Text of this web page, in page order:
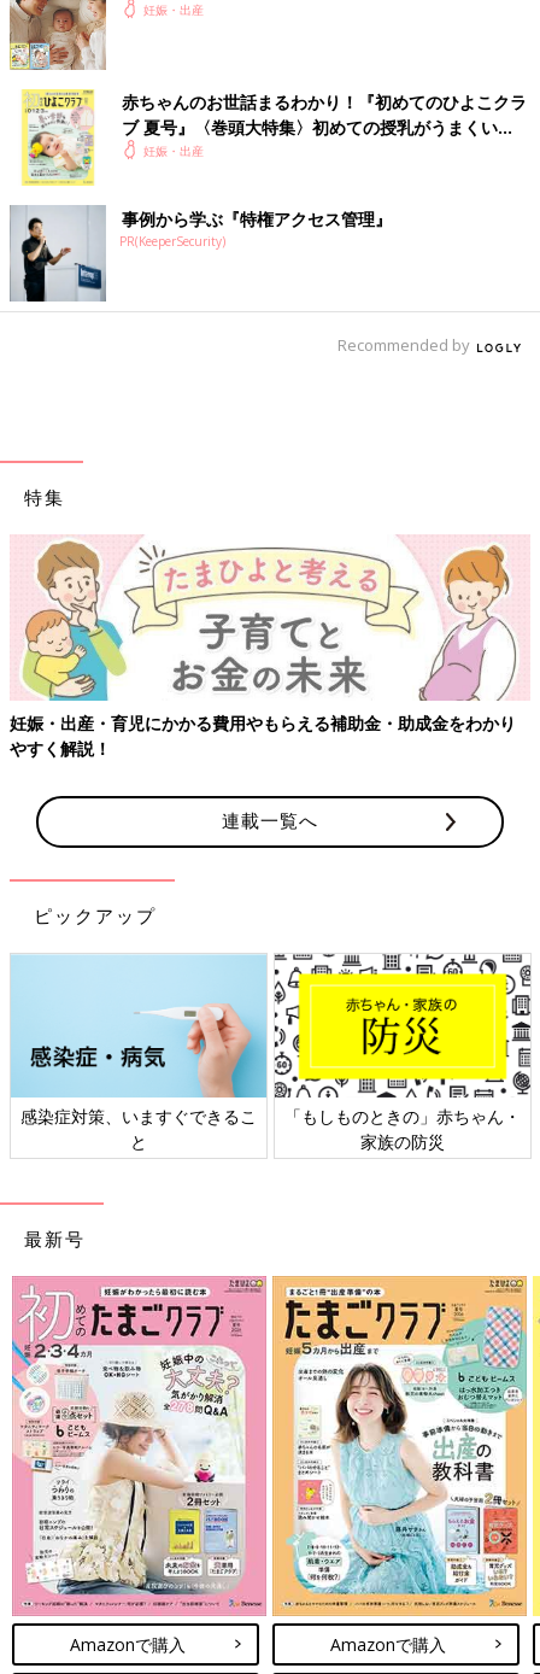
妊娠・出産
赤ちゃんのお世話まるわかり！『初めてのひよこクラ
ブ 夏号』〈巻頭大特集〉初めての授乳がうまくい
く！ おっぱい・ミルクの基本と夏のトラブル 解決テ
妊娠・出産
事例から学ぶ『特権アクセス管理』
PR(KeeperSecurity)
Recommended by
特集
をわかり 【ワクチン接種できるものも】妊婦の感染症対策、知
連載一覧へ
ピックアップ
」赤ちゃん・
日本外来小児科学会リーフレッ
六星占術 細木か
最新号
Amazonで購入 Amazonで購入